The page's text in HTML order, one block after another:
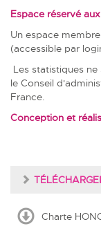
Espace réservé
Un espace
(accessible par
Les statistiques
le Conseil
France.
Conception et
Charte